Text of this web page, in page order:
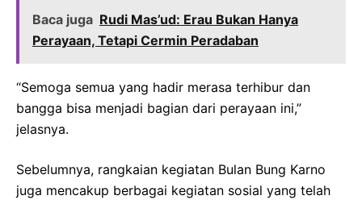
Baca juga Rudi Mas’ud: Erau Bukan Hanya
Perayaan, Tetapi Cermin Peradaban
“Semoga semua yang hadir merasa terhibur dan
bangga bisa menjadi bagian dari perayaan ini,”
jelasnya.
Sebelumnya, rangkaian kegiatan Bulan Bung Karno
juga mencakup berbagai kegiatan sosial yang telah